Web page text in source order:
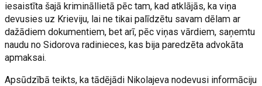
iesaistīta šajā krimināllietā pēc tam, kad atklājās, ka viņa
devusies uz Krieviju, lai ne tikai palīdzētu savam dēlam ar
dažādiem dokumentiem, bet arī, pēc viņas vārdiem, saņemtu
naudu no Sidorova radinieces, kas bija paredzēta advokāta
apmaksai.
Apsūdzībā teikts, ka tādējādi Nikolajeva nodevusi informāciju